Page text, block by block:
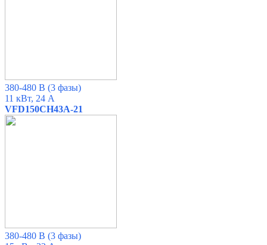
380-480 В (3 фазы)
11 кВт, 24 А
VFD150CH43A-21
380-480 В (3 фазы)